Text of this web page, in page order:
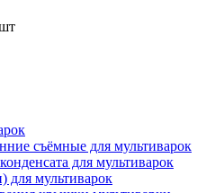
съёмные для мультиварок
для мультиварок
для мультиварок